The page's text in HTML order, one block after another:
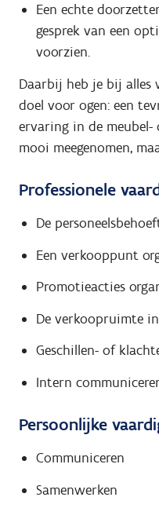
Een echte
gesprek van een
voorzien.
Daarbij heb je bij
doel voor ogen: een
ervaring in de meubel-
mooi meegenomen,
Professionele
De
Een verkooppunt
Promotieacties
De verkoopruimte
Geschillen- of
Intern
Persoonlijke
Communiceren
Samenwerken